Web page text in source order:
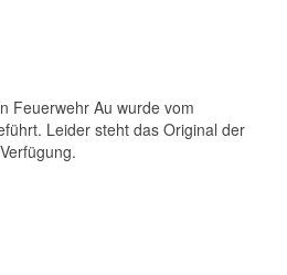
Feuerwehr Au wurde vom
Leider steht das Original der